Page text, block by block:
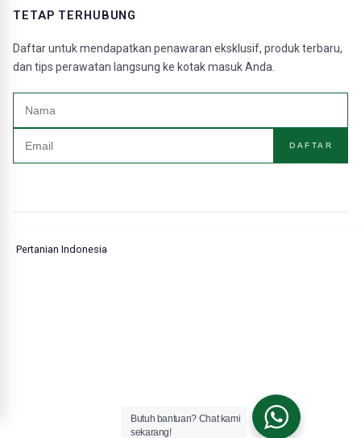
TETAP TERHUBUNG
Daftar untuk mendapatkan penawaran eksklusif, produk terbaru,
dan tips perawatan langsung ke kotak masuk Anda.
DAFTAR
Pertanian Indonesia
Butuh bantuan? Chat kami
sekarang!